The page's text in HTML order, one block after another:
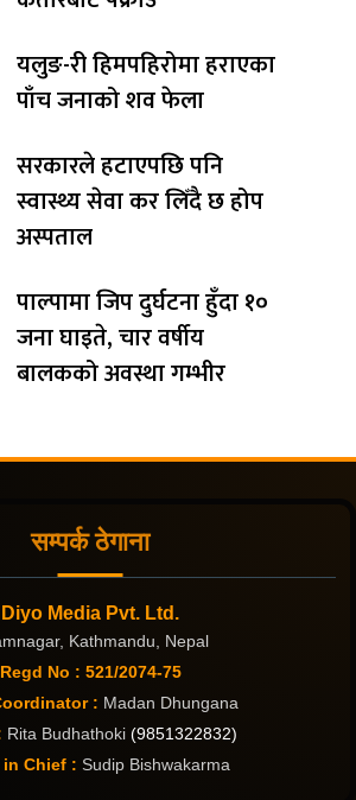
यलुङ-री हिमपहिरोमा हराएका
पाँच जनाको शव फेला
सरकारले हटाएपछि पनि
स्वास्थ्य सेवा कर लिँदै छ होप
अस्पताल
पाल्पामा जिप दुर्घटना हुँदा १०
जना घाइते, चार वर्षीय
बालकको अवस्था गम्भीर
सम्पर्क ठेगाना
Diyo Media Pvt. Ltd.
Kathmandu, Nepal
Regd No : 521/2074-75
: Madan Dhungana
Rita Budhathoki (9851322832)
in Chief : Sudip Bishwakarma